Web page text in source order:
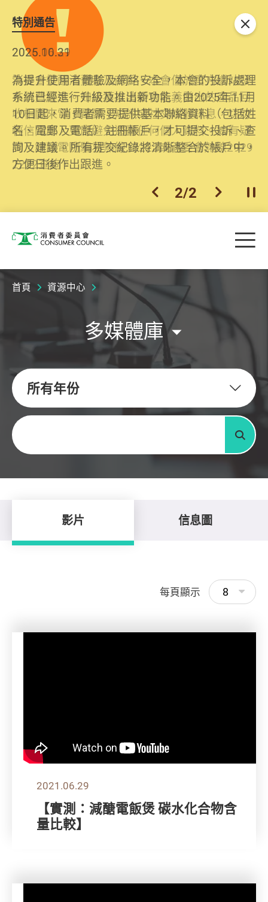
特別通告
2026.06.29
消委會提醒消費者及商戶，本會僅於官方網站發
布消費警示。如接獲以消委會名義發出的產品回
收相關來電、電郵、短訊或社交媒體訊息，切勿
輕信回應，更應避免透露任何個人資料。如有疑
問，請致電防騙易熱線18222或消委會熱線2929
2222查詢。
2025.10.31
為提升使用者體驗及網絡安全，本會的投訴處理
系統已經進行升級及推出新功能。由2025年11月
10日起，消費者需要提供基本聯絡資料（包括姓
名、電郵及電話）註冊帳戶，才可提交投訴、查
詢及建議。所有提交紀錄將清晰整合於帳戶中，
方便日後作出跟進。
上一個
2/2 下一個開
關閉
消費者委員會 目
首頁 資源中心
多媒體庫
所有年份
關鍵字
搜尋
影片 信息圖
每頁顯示 8
2021.06.29
【實測：減醣電飯煲 碳水化合物含
量比較】